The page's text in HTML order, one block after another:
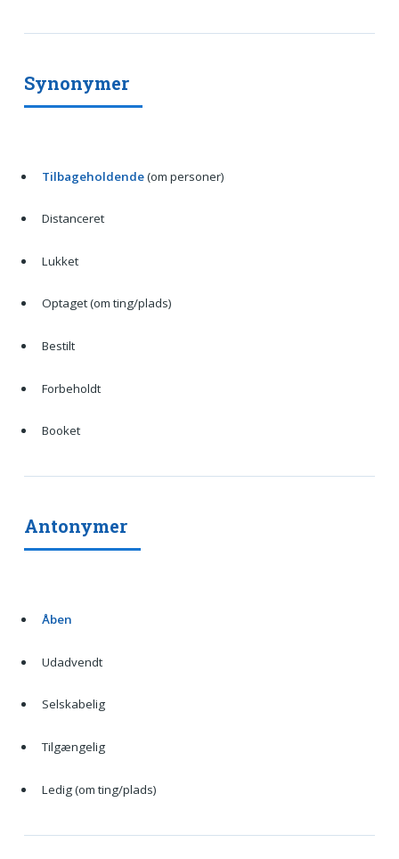
Synonymer
Tilbageholdende(om personer)
Distanceret
Lukket
Optaget (om ting/plads)
Bestilt
Forbeholdt
Booket
Antonymer
Åben
Udadvendt
Selskabelig
Tilgængelig
Ledig (om ting/plads)